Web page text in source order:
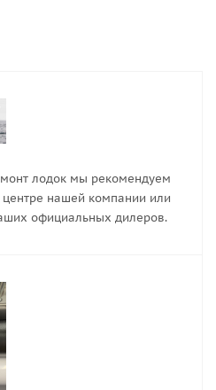
лодок мы рекомендуем
нашей компании или
официальных дилеров.